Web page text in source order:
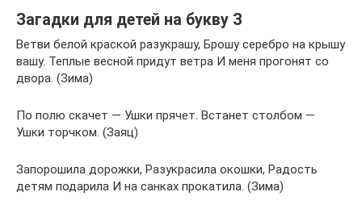
Загадки для детей на букву З
Ветви белой краской разукрашу, Брошу серебро на крышу
вашу. Теплые весной придут ветра И меня прогонят со
двора. (Зима)
По полю скачет — Ушки прячет. Встанет столбом —
Ушки торчком. (Заяц)
Запорошила дорожки, Разукрасила окошки, Радость
детям подарила И на санках прокатила. (Зима)